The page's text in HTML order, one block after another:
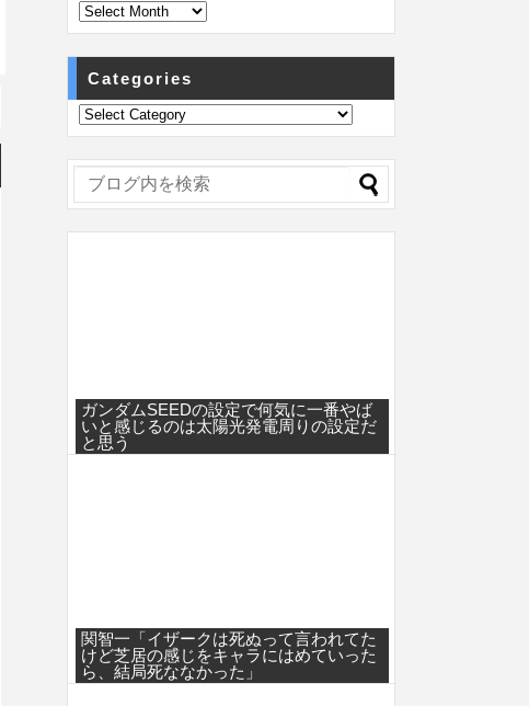
Categories
ガンダムSEEDの設定で何気に一番やば
いと感じるのは太陽光発電周りの設定だ
と思う
関智一「イザークは死ぬって言われてた
けど芝居の感じをキャラにはめていった
ら、結局死ななかった」